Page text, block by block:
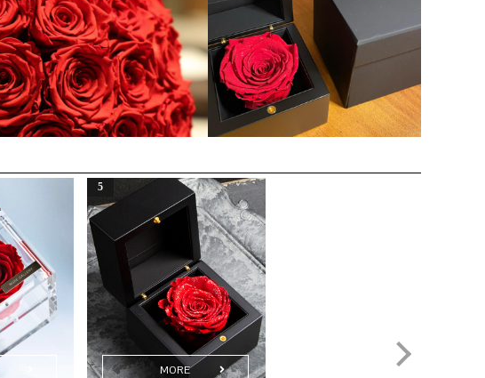
透明な世界で出逢う、最高の輝き
ダイヤモンドパウダーを纏ったプリザーブドフラワーのダ
ケース越しに広がるバラの美しい色彩と、天然ダイヤモン
ドの繊細な煌めきが重なり合い、空間を華やかに彩りま
す。
360度どこから見ても美しい、インテリアとしても映える高
級フラワーギフトです。
さを湛える特別な一輪だけに与えられる称号──それが「タ
イムレスローズ」です。
その名には「時代を超えて咲き続ける、普遍的な美しさ」
という意味が込められています。
Q. このバラは本物ですか？
ことで、水を必要とせず、鮮やかな色合いとみずみずしさ
を長く保ちます。
Q. ギフトにふさわしいですか？
A. タイムレスローズは、人生の特別な日にこそ選ばれる花
です。結婚記念日や誕生日、プロポーズなど、大切な節目
に寄り添い、記憶に残るひとときを彩ります。カードやリ
ボン、ショッパーに至るまで細部にこだわり、受け取られ
た方に深い感動をお届けします。
MORE